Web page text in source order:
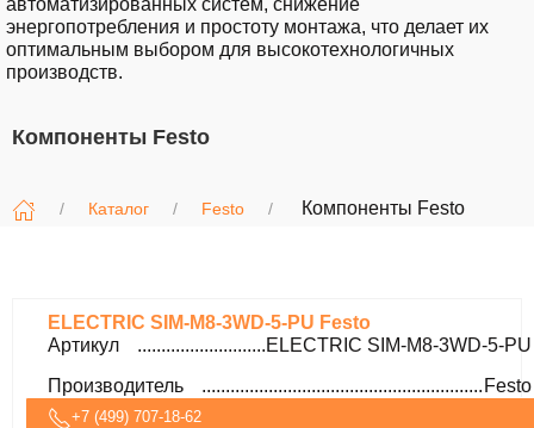
автоматизированных систем, снижение
энергопотребления и простоту монтажа, что делает их
оптимальным выбором для высокотехнологичных
производств.
Компоненты Festo
Каталог Festo Компоненты Festo
ELECTRIC SIM-M8-3WD-5-PU Festo
Артикул
ELECTRIC SIM-M8-3WD-5-PU
Производитель
Festo
+7 (499) 707-18-62